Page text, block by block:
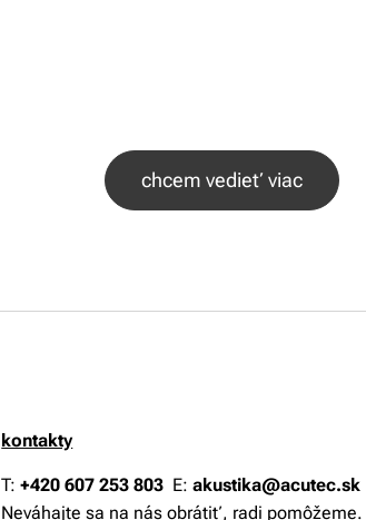
chcem vedieť viac
kontakty
T:+420 607 253 803 E:akustika@acutec.sk
Neváhajte sa na nás obrátiť, radi pomôžeme.